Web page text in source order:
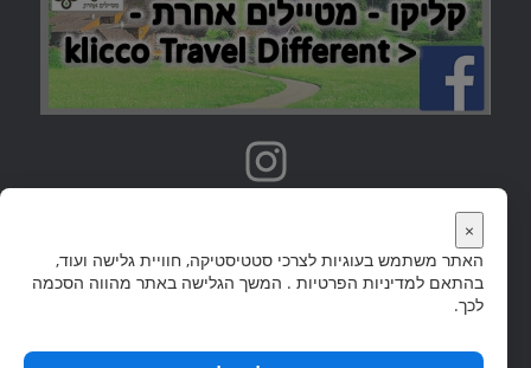
אתר היער השחור הוא חלק מקבוצת אתרי 'קליקו' שבה מדריכי טיולים ליעדים פופולריים רבים
×
האתר משתמש בעוגיות לצרכי סטטיסטיקה, חוויית גלישה ועוד,
בהתאם למדיניות הפרטיות . המשך הגלישה באתר מהווה הסכמה
לכך.